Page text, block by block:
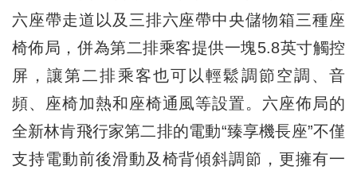
六座帶走道以及三排六座帶中央儲物箱三種座
椅佈局，併為第二排乘客提供一塊5.8英寸觸控
屏，讓第二排乘客也可以輕鬆調節空調、音
頻、座椅加熱和座椅通風等設置。六座佈局的
全新林肯飛行家第二排的電動“臻享機長座”不僅
支持電動前後滑動及椅背傾斜調節，更擁有一